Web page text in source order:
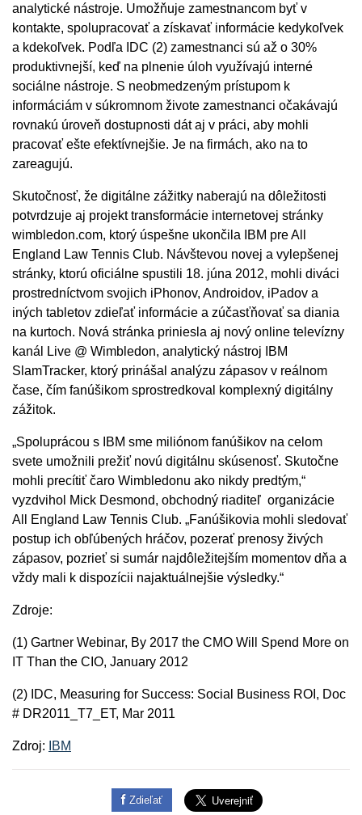
analytické nástroje. Umožňuje zamestnancom byť v
kontakte, spolupracovať a získavať informácie kedykoľvek
a kdekoľvek. Podľa IDC (2) zamestnanci sú až o 30%
produktivnejší, keď na plnenie úloh využívajú interné
sociálne nástroje. S neobmedzeným prístupom k
informáciám v súkromnom živote zamestnanci očakávajú
rovnakú úroveň dostupnosti dát aj v práci, aby mohli
pracovať ešte efektívnejšie. Je na firmách, ako na to
zareagujú.
Skutočnosť, že digitálne zážitky naberajú na dôležitosti
potvrdzuje aj projekt transformácie internetovej stránky
wimbledon.com, ktorý úspešne ukončila IBM pre All
England Law Tennis Club. Návštevou novej a vylepšenej
stránky, ktorú oficiálne spustili 18. júna 2012, mohli diváci
prostredníctvom svojich iPhonov, Androidov, iPadov a
iných tabletov zdieľať informácie a zúčasťňovať sa diania
na kurtoch. Nová stránka priniesla aj nový online televízny
kanál Live @ Wimbledon, analytický nástroj IBM
SlamTracker, ktorý prinášal analýzu zápasov v reálnom
čase, čím fanúšikom sprostredkoval komplexný digitálny
zážitok.
„Spoluprácou s IBM sme miliónom fanúšikov na celom
svete umožnili prežiť novú digitálnu skúsenosť. Skutočne
mohli precítiť čaro Wimbledonu ako nikdy predtým,“
vyzdvihol Mick Desmond, obchodný riaditeľ organizácie
All England Law Tennis Club. „Fanúšikovia mohli sledovať
postup ich obľúbených hráčov, pozerať prenosy živých
zápasov, pozrieť si sumár najdôležitejším momentov dňa a
vždy mali k dispozícii najaktuálnejšie výsledky.“
Zdroje:
(1) Gartner Webinar, By 2017 the CMO Will Spend More on
IT Than the CIO, January 2012
(2) IDC, Measuring for Success: Social Business ROI, Doc
# DR2011_T7_ET, Mar 2011
Zdroj: IBM
Zdieľať